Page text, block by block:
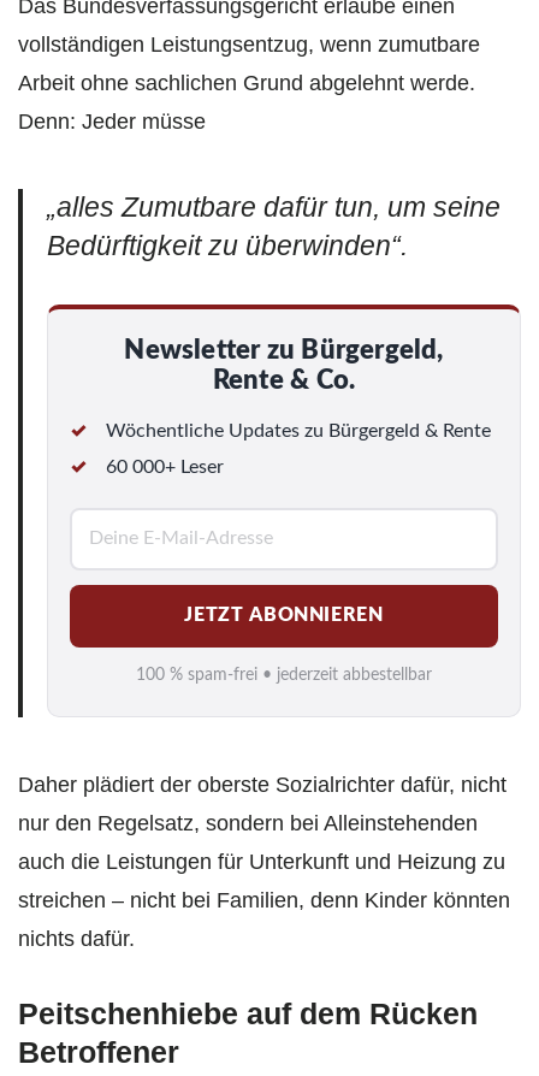
Das Bundesverfassungsgericht erlaube einen
vollständigen Leistungsentzug, wenn zumutbare
Arbeit ohne sachlichen Grund abgelehnt werde.
Denn: Jeder müsse
„alles Zumutbare dafür tun, um seine
Bedürftigkeit zu überwinden“.
Newsletter zu Bürgergeld,
Rente & Co.
Wöchentliche Updates zu Bürgergeld & Rente
60 000+ Leser
M
a
i
l
*
JETZT ABONNIEREN
100 % spam-frei • jederzeit abbestellbar
Daher plädiert der oberste Sozialrichter dafür, nicht
nur den Regelsatz, sondern bei Alleinstehenden
auch die Leistungen für Unterkunft und Heizung zu
streichen – nicht bei Familien, denn Kinder könnten
nichts dafür.
Peitschenhiebe auf dem Rücken
Betroffener